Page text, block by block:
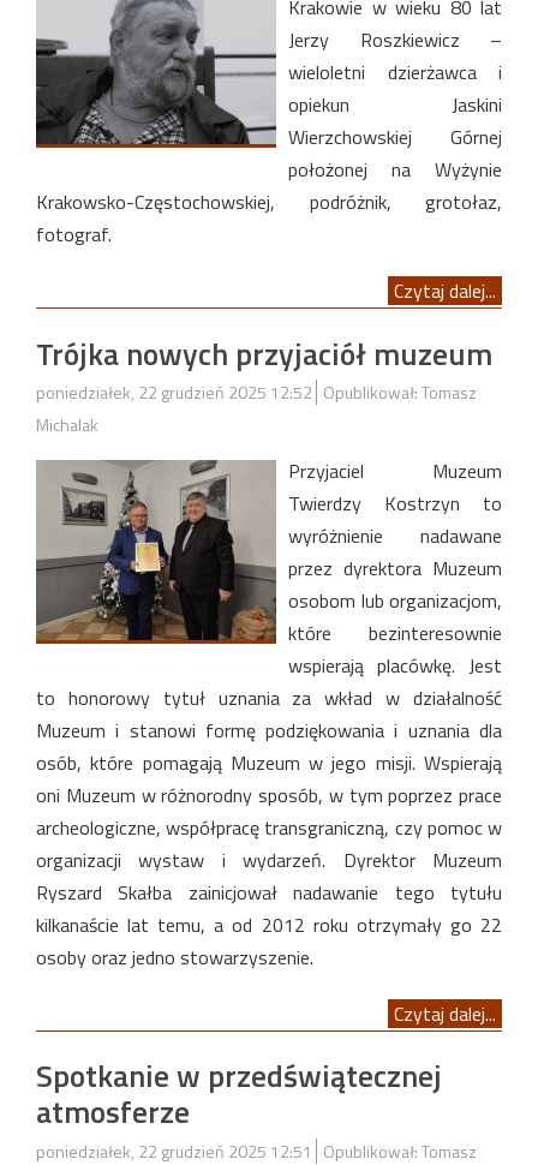
Krakowie w wieku 80 lat
Jerzy Roszkiewicz –
wieloletni dzierżawca i
opiekun Jaskini
Wierzchowskiej Górnej
położonej na Wyżynie
Krakowsko-Częstochowskiej, podróżnik, grotołaz,
fotograf.
Czytaj dalej...
Trójka nowych przyjaciół muzeum
poniedziałek, 22 grudzień 2025 12:52 Opublikował: Tomasz
Michalak
Przyjaciel Muzeum
Twierdzy Kostrzyn to
wyróżnienie nadawane
przez dyrektora Muzeum
osobom lub organizacjom,
które bezinteresownie
wspierają placówkę. Jest
to honorowy tytuł uznania za wkład w działalność
Muzeum i stanowi formę podziękowania i uznania dla
osób, które pomagają Muzeum w jego misji. Wspierają
oni Muzeum w różnorodny sposób, w tym poprzez prace
archeologiczne, współpracę transgraniczną, czy pomoc w
organizacji wystaw i wydarzeń. Dyrektor Muzeum
Ryszard Skałba zainicjował nadawanie tego tytułu
kilkanaście lat temu, a od 2012 roku otrzymały go 22
osoby oraz jedno stowarzyszenie.
Czytaj dalej...
Spotkanie w przedświątecznej
atmosferze
poniedziałek, 22 grudzień 2025 12:51
Opublikował: Tomasz